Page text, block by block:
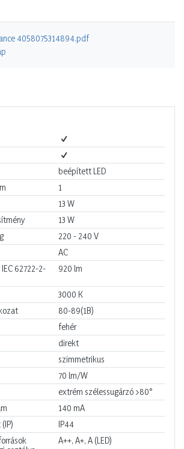
4058075314894.pdf
beépített LED
1
13 W
13 W
220 - 240 V
AC
62722-2-
920 lm
3000 K
80-89(1B)
fehér
direkt
szimmetrikus
70 lm/W
extrém szélessugárzó >80°
140 mA
IP44
A++, A+, A (LED)